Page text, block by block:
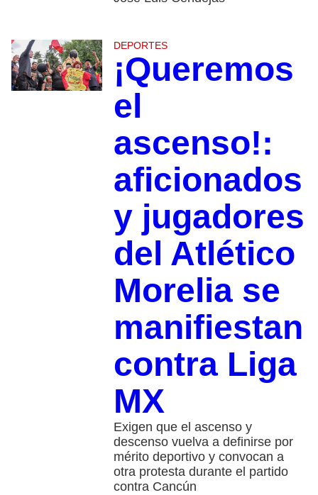
DEPORTES
¡Queremos
el
ascenso!:
aficionados
y jugadores
del Atlético
Morelia se
manifiestan
contra Liga
MX
Exigen que el ascenso y
descenso vuelva a definirse por
mérito deportivo y convocan a
otra protesta durante el partido
contra Cancún